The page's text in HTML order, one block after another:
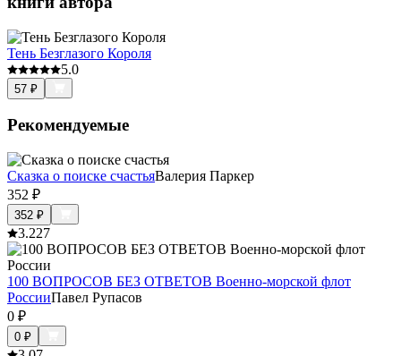
Тень Безглазого Короля
5.0
57 ₽
Рекомендуемые
Сказка о поиске счастьяВалерия Паркер
352 ₽
352 ₽
3.227
100 ВОПРОСОВ БЕЗ ОТВЕТОВ Военно-морской флот
РоссииПавел Рупасов
0 ₽
0 ₽